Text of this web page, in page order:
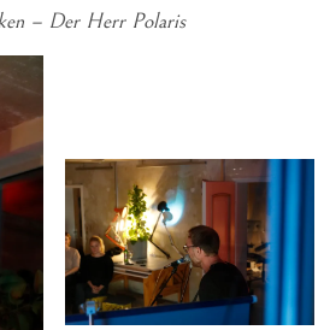
– Der Herr Polaris